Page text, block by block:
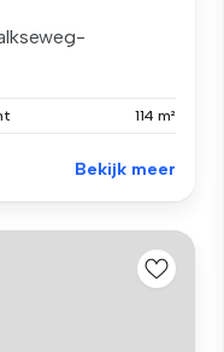
114 m²
Bekijk meer